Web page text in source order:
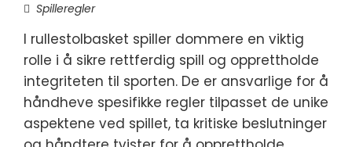
Spilleregler
I rullestolbasket spiller dommere en viktig
rolle i å sikre rettferdig spill og opprettholde
integriteten til sporten. De er ansvarlige for å
håndheve spesifikke regler tilpasset de unike
aspektene ved spillet, ta kritiske beslutninger